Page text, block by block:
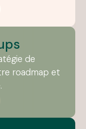
de
roadmap et